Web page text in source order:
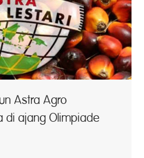
Astra Agro
di ajang Olimpiade